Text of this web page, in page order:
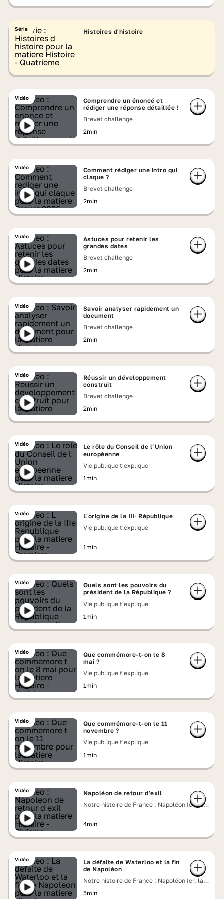
Série Histoires d'histoire
Vidéo
Comprendre un énoncé et
rédiger une réponse détaillée !
Brevet challenge
2min
Vidéo
Comment rédiger une intro qui
claque ?
Brevet challenge
2min
Vidéo
Astuces pour retenir les
grandes dates
Brevet challenge
2min
Vidéo
Savoir analyser rapidement un
document
Brevet challenge
2min
Vidéo
Réussir un développement
construit
Brevet challenge
2min
Vidéo
Le rôle du Conseil de l’Union
européenne
Vie publique t'explique
1min
Vidéo
L'origine de la IIIᵉ République
Vie publique t'explique
1min
Vidéo
Quels sont les pouvoirs du
président de la République ?
Vie publique t'explique
1min
Vidéo
Que commémore-t-on le 8
mai ?
Vie publique t'explique
1min
Vidéo
Que commémore-t-on le 11
novembre ?
Vie publique t'explique
1min
Vidéo
Napoléon de retour d'exil
Notre histoire de France : Napoléon Ier, la
4min
Vidéo
La défaite de Waterloo et la fin
de Napoléon
Notre histoire de France : Napoléon Ier, la
5min